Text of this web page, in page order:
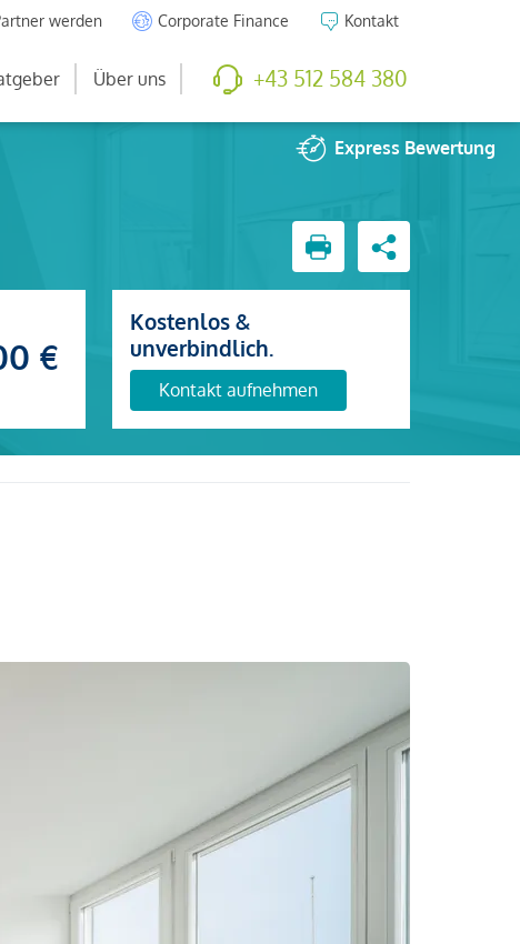
werden Corporate Finance Kontakt
Über uns +43 512 584 380
Express Bewertung
€
Kostenlos &
unverbindlich.
Kontakt aufnehmen